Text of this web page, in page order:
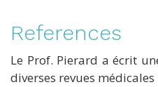
References
Le Prof. Pierard a écrit
diverses revues